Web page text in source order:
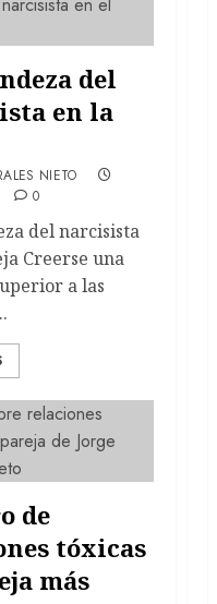
del
en la
NIETO
0
del narcisista
Creerse una
a las
de
tóxicas
más